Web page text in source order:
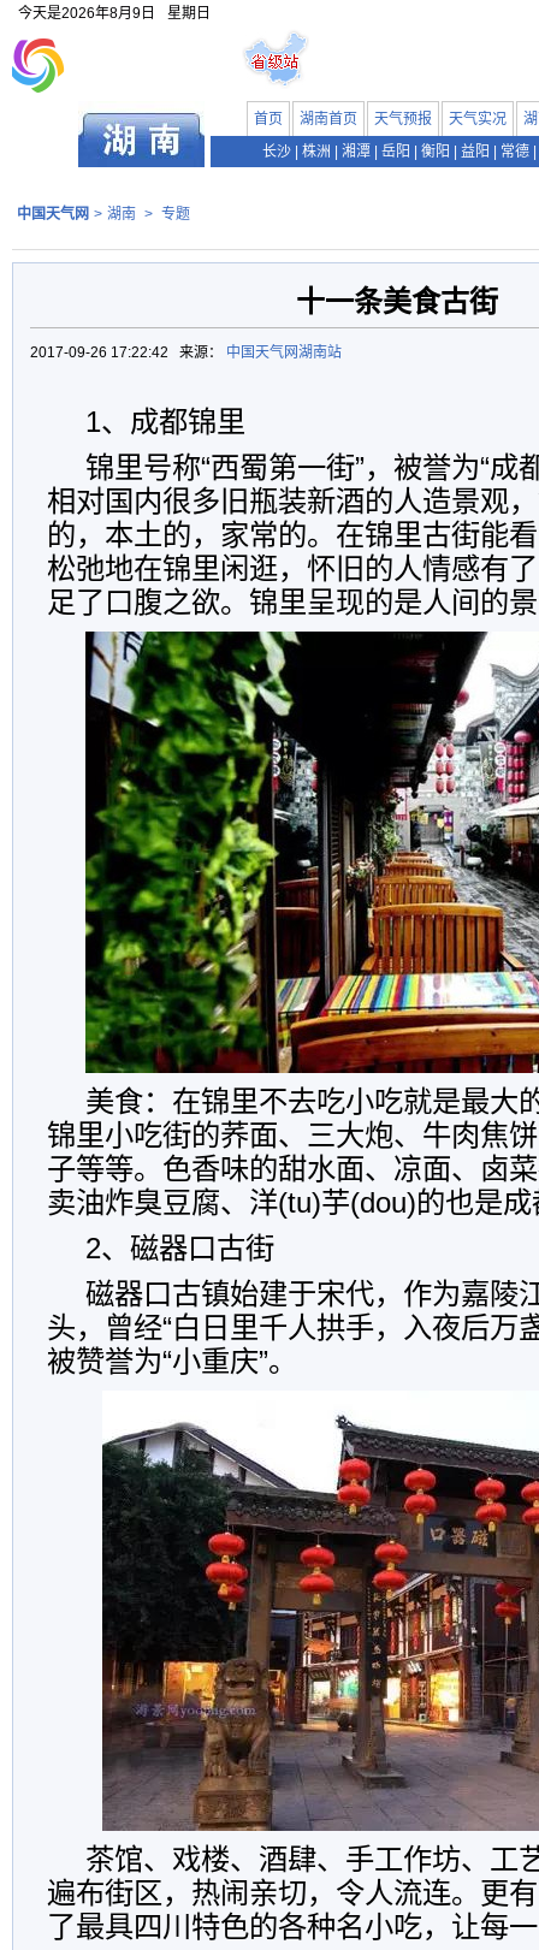
今天是2026年8月9日 星期日
首页 湖南首页 天气预报 天气实况
长沙
株洲 湘潭 岳阳 衡阳 益阳 常德
中国天气网 > 湖南 > 专题
十一条美食古街
2017-09-26 17:22:42 来源： 中国天气网湖南站
1、成都锦里
锦里号称“西蜀第一街”，被誉为“成
相对国内很多旧瓶装新酒的人造景观
的，本土的，家常的。在锦里古街能
松弛地在锦里闲逛，怀旧的人情感有
足了口腹之欲。锦里呈现的是人间的
美食：在锦里不去吃小吃就是最大
锦里小吃街的荞面、三大炮、牛肉焦
子等等。色香味的甜水面、凉面、卤
卖油炸臭豆腐、洋(tu)芋(dou)的也是
2、磁器口古街
磁器口古镇始建于宋代，作为嘉陵
头，曾经“白日里千人拱手，入夜后万
被赞誉为“小重庆”。
茶馆、戏楼、酒肆、手工作坊、工
遍布街区，热闹亲切，令人流连。更
了最具四川特色的各种名小吃，让每